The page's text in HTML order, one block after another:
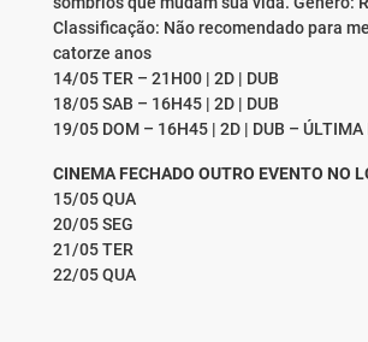
Classificação: Não recomendado para
catorze anos
14/05 TER – 21H00 | 2D | DUB
18/05 SAB – 16H45 | 2D | DUB
19/05 DOM – 16H45 | 2D | DUB – ÚLTIMA
CINEMA FECHADO OUTRO EVENTO NO
15/05 QUA
20/05 SEG
21/05 TER
22/05 QUA